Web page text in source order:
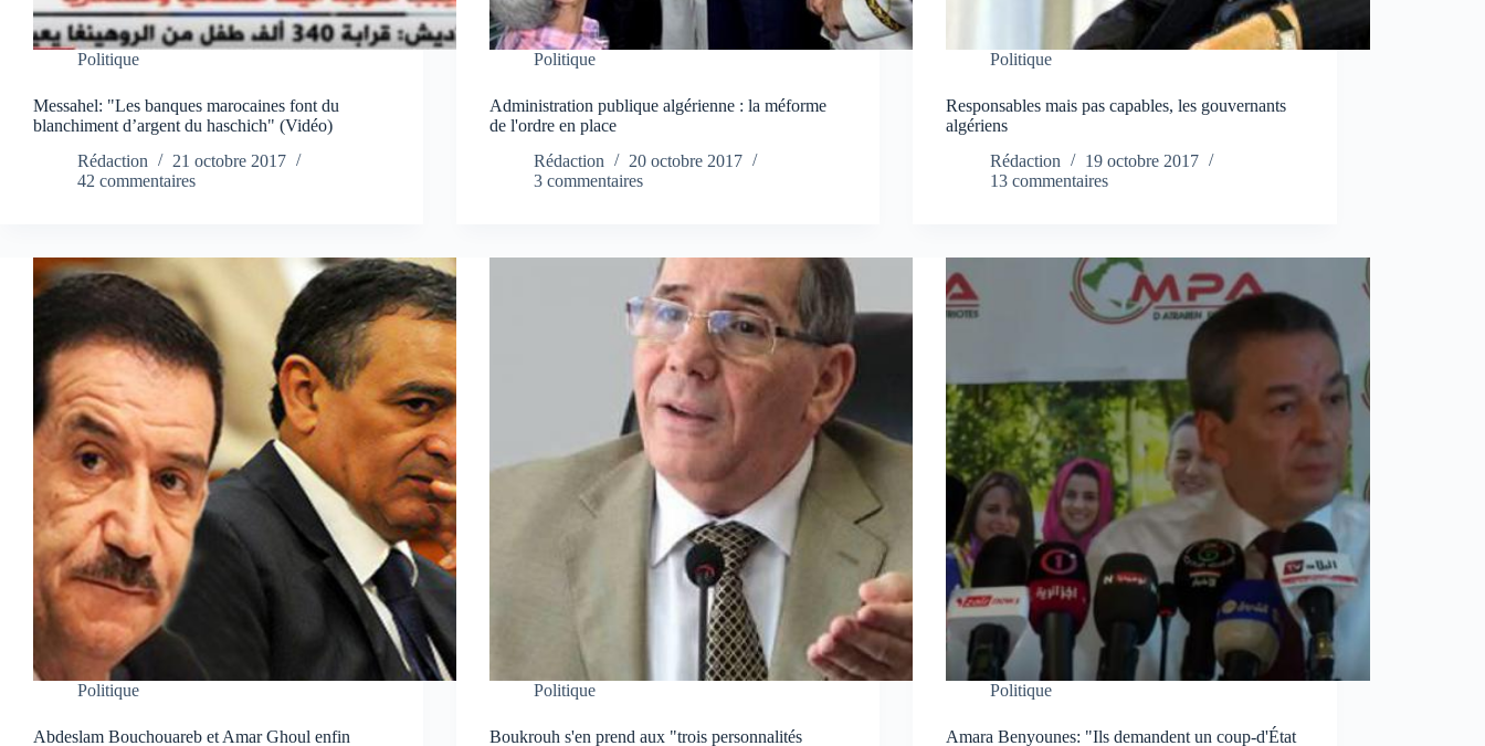
Politique
Messahel: "Les banques marocaines font du
blanchiment d’argent du haschich" (Vidéo)
Rédaction
21 octobre 2017
42 commentaires
Politique
Administration publique algérienne : la méforme
de l'ordre en place
Rédaction
20 octobre 2017
3 commentaires
Politique
Responsables mais pas capables, les gouvernants
algériens
Rédaction
19 octobre 2017
13 commentaires
Politique
Abdeslam Bouchouareb et Amar Ghoul enfin
Politique
Boukrouh s'en prend aux "trois personnalités
Politique
Amara Benyounes: "Ils demandent un coup-d'État